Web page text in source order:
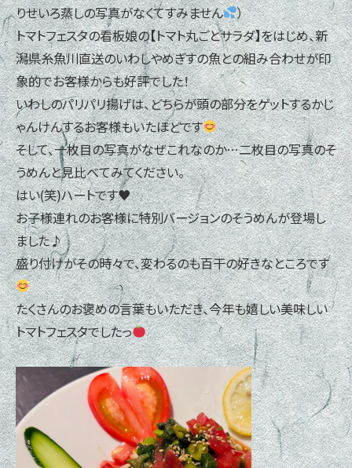
りせいろ蒸しの写真がなくてすみません
）
トマトフェスタの看板娘の【トマト丸ごとサラダ】をはじめ、新
潟県糸魚川直送のいわしやめぎすの魚との組み合わせが印
象的でお客様からも好評でした！
いわしのパリパリ揚げは、どちらが頭の部分をゲットするかじ
ゃんけんするお客様もいたほどです
そして、一枚目の写真がなぜこれなのか…二枚目の写真のそ
うめんと見比べてみてください。
はい(笑)ハートです♥
お子様連れのお客様に特別バージョンのそうめんが登場し
ました♪
盛り付けがその時々で、変わるのも百干の好きなところです
たくさんのお褒めの言葉もいただき、今年も嬉しい美味しい
トマトフェスタでしたっ